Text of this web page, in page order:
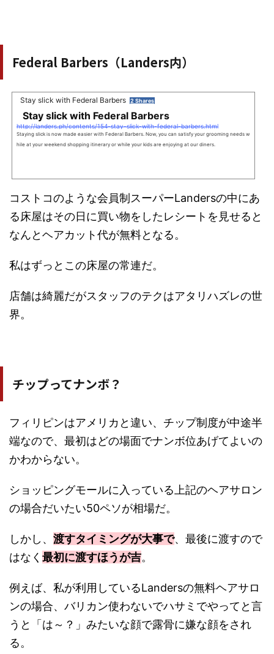
Federal Barbers（Landers内）
Stay slick with Federal Barbers 2 Shares
Stay slick with Federal Barbers
http://landers.ph/contents/154-stay-slick-with-federal-barbers.html
Staying slick is now made easier with Federal Barbers. Now, you can satisfy your grooming needs w
hile at your weekend shopping itinerary or while your kids are enjoying at our diners.
コストコのような会員制スーパーLandersの中にあ
る床屋はその日に買い物をしたレシートを見せると
なんとヘアカット代が無料となる。
私はずっとこの床屋の常連だ。
店舗は綺麗だがスタッフのテクはアタリハズレの世
界。
チップってナンボ？
フィリピンはアメリカと違い、チップ制度が中途半
端なので、最初はどの場面でナンボ位あげてよいの
かわからない。
ショッピングモールに入っている上記のヘアサロン
の場合だいたい50ペソが相場だ。
しかし、 渡すタイミングが大事で、最後に渡すので
はなく 最初に渡すほうが吉。
例えば、私が利用しているLandersの無料ヘアサロ
ンの場合、バリカン使わないでハサミでやってと言
うと「は～？」みたいな顔で露骨に嫌な顔をされ
る。